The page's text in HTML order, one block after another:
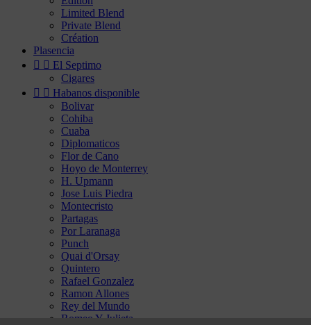
Limited Blend
Private Blend
Création
Plasencia
  El Septimo
Cigares
  Habanos disponible
Bolivar
Cohiba
Cuaba
Diplomaticos
Flor de Cano
Hoyo de Monterrey
H. Upmann
Jose Luis Piedra
Montecristo
Partagas
Por Laranaga
Punch
Quai d'Orsay
Quintero
Rafael Gonzalez
Ramon Allones
Rey del Mundo
Romeo Y Julieta